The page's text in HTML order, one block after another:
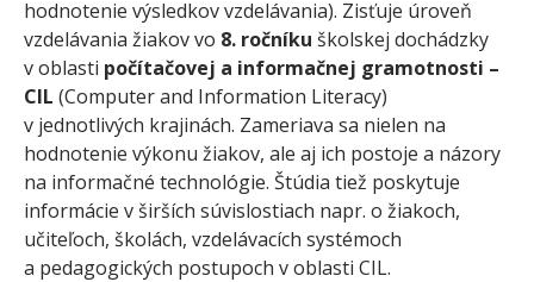
hodnotenie výsledkov vzdelávania). Zisťuje úroveň
vzdelávania žiakov vo 8. ročníku školskej dochádzky
v oblasti počítačovej a informačnej gramotnosti –
CIL (Computer and Information Literacy)
v jednotlivých krajinách. Zameriava sa nielen na
hodnotenie výkonu žiakov, ale aj ich postoje a názory
na informačné technológie. Štúdia tiež poskytuje
informácie v širších súvislostiach napr. o žiakoch,
učiteľoch, školách, vzdelávacích systémoch
a pedagogických postupoch v oblasti CIL.